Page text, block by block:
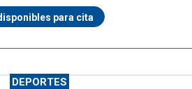
para cita
DEPORTES